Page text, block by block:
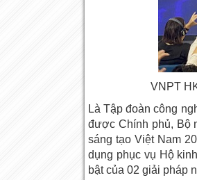
VNPT
Là Tập đoàn công
được Chính phủ, Bộ
sáng tạo Việt Nam
dụng phục vụ Hộ
bật của 02 giải pháp